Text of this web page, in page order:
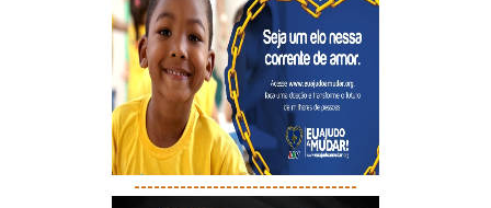
----------------------------------